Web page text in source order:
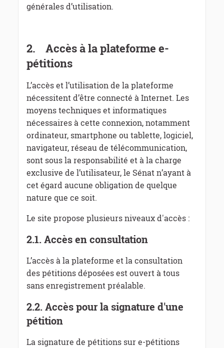
générales d’utilisation.
2.
Accès à la plateforme e-
pétitions
L’accès et l’utilisation de la plateforme
nécessitent d’être connecté à Internet. Les
moyens techniques et informatiques
nécessaires à cette connexion, notamment
ordinateur, smartphone ou tablette, logiciel,
navigateur, réseau de télécommunication,
sont sous la responsabilité et à la charge
exclusive de l’utilisateur, le Sénat n’ayant à
cet égard aucune obligation de quelque
nature que ce soit.
Le site propose plusieurs niveaux d'accès :
2.1. Accès en consultation
L’accès à la plateforme et la consultation
des pétitions déposées est ouvert à tous
sans enregistrement préalable.
2.2. Accès pour la signature d'une
pétition
La signature de pétitions sur e-pétitions